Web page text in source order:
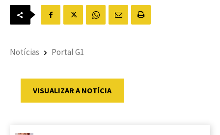
Notícias Portal G1
VISUALIZAR A NOTÍCIA